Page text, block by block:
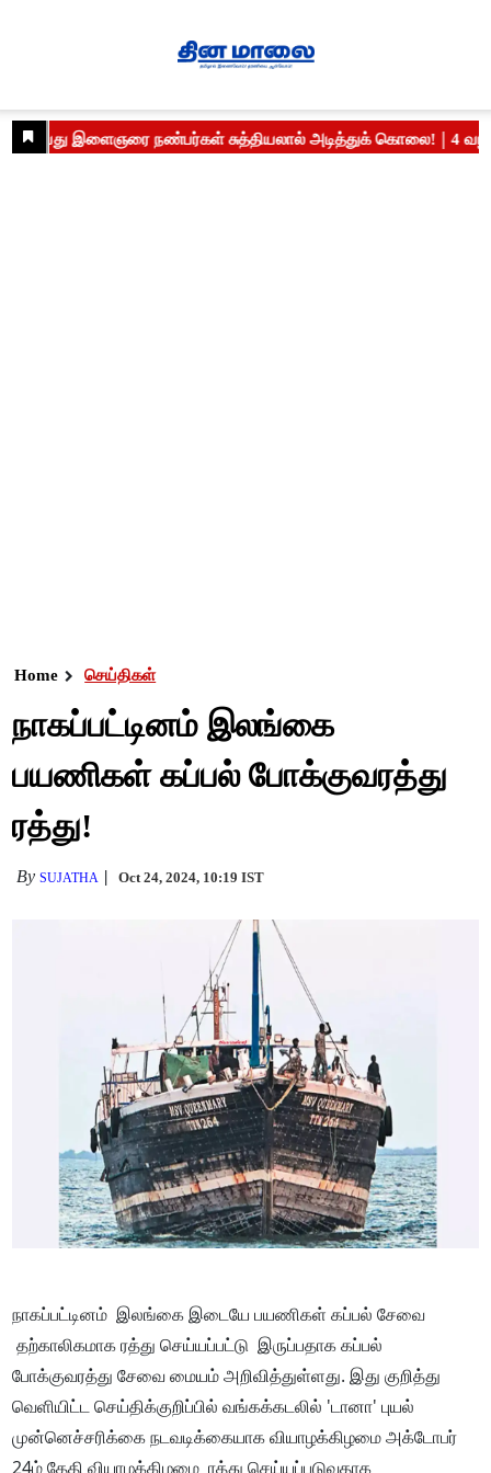
Home செய்திகள்
நாகப்பட்டினம் இலங்கை
பயணிகள் கப்பல் போக்குவரத்து
ரத்து!
BySUJATHA Oct 24, 2024, 10:19 IST
நாகப்பட்டினம் இலங்கை இடையே பயணிகள் கப்பல் சேவை
தற்காலிகமாக ரத்து செய்யப்பட்டு இருப்பதாக கப்பல்
போக்குவரத்து சேவை மையம் அறிவித்துள்ளது. இது குறித்து
வெளியிட்ட செய்திக்குறிப்பில் வங்கக்கடலில் 'டானா' புயல்
முன்னெச்சரிக்கை நடவடிக்கையாக வியாழக்கிழமை அக்டோபர்
24ம் தேதி வியாழக்கிழமை ரத்து செய்யப்படுவதாக